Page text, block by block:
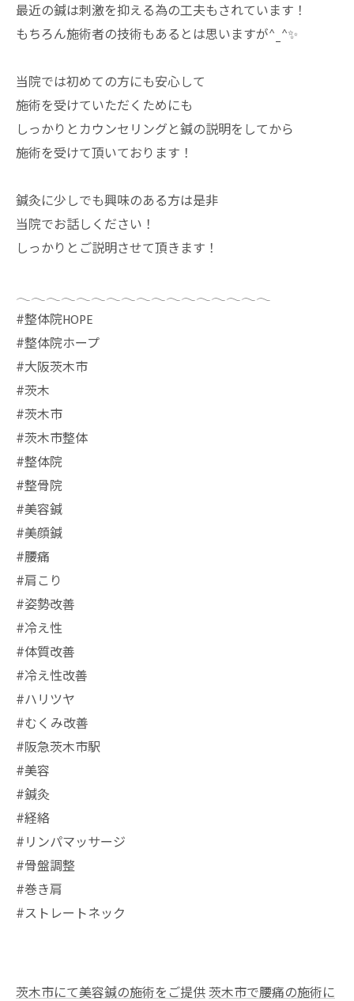
最近の鍼は刺激を抑える為の工夫もされています！
もちろん施術者の技術もあるとは思いますが^_^✨
当院では初めての方にも安心して
施術を受けていただくためにも
しっかりとカウンセリングと鍼の説明をしてから
施術を受けて頂いております！
鍼灸に少しでも興味のある方は是非
当院でお話しください！
しっかりとご説明させて頂きます！
𓂃𓂃𓂃𓂃𓂃𓂃𓂃𓂃𓂃𓂃𓂃𓂃𓂃𓂃𓂃𓂃𓂃
⁡#整体院HOPE
#整体院ホープ
#大阪茨木市
#茨木
#茨木市
#茨木市整体
#整体院
#整骨院
#美容鍼
#美顔鍼
#腰痛
#肩こり
#姿勢改善
#冷え性
#体質改善
#冷え性改善
#ハリツヤ
#むくみ改善
#阪急茨木市駅
⁡#美容
#鍼灸
#経絡
#リンパマッサージ
#骨盤調整
#巻き肩
#ストレートネック
茨木市にて美容鍼の施術をご提供茨木市で腰痛の施術に